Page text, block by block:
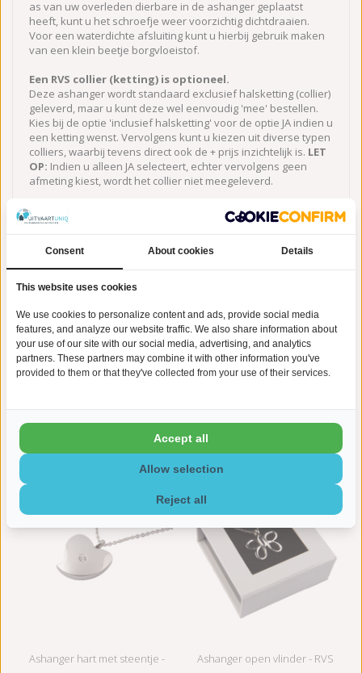
as van uw overleden dierbare in de ashanger geplaatst
heeft, kunt u het schroefje weer voorzichtig dichtdraaien.
Voor een waterdichte afsluiting kunt u hierbij gebruik maken
van een klein beetje borgvloeistof.
Een RVS collier (ketting) is optioneel.
Deze ashanger wordt standaard exclusief halsketting (collier)
geleverd, maar u kunt deze wel eenvoudig 'mee' bestellen.
Kies bij de optie 'inclusief halsketting' voor de optie JA indien u
een ketting wenst. Vervolgens kunt u kiezen uit diverse typen
colliers, waarbij tevens direct ook de + prijs inzichtelijk is. LET
OP: Indien u alleen JA selecteert, echter vervolgens geen
afmeting kiest, wordt het collier niet meegeleverd.
UitvaartUniq.nl is de Nr. 1
en webwinkel van Nederland.
assieraden
, met zorgvuldig geselecteerde designs die de
unieke persoonlijkheid van je geliefde weerspiegelen. Van
elegante urnen tot stijlvolle assieraden; wij begrijpen de
waarde van een tastbaar aandenken. Met onze
troost en een plek om je dierbaren dichtbij te houden. Ontdek
Uitvaartuniq.nl en laat ons je helpen om een blijvende
herinnering te creëren.
Gerelateerde producten
Ashanger hart met steentje - Ashanger open vlinder - RVS
Consent About cookies Details
This website uses cookies
We use cookies to personalize content and ads, provide social media
features, and analyze our website traffic. We also share information about
your use of our site with our social media, advertising, and analytics
partners. These partners may combine it with other information you've
provided to them or that they've collected from your use of their services.
Reject all
Allow selection
Accept all